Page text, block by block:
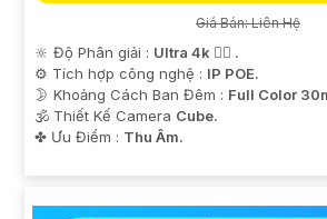
Giá Bán: Liên Hệ
🔆 Độ Phân giải : Ultra 4k 👍🏾 .
⚙ Tích hợp công nghệ : IP POE.
🌛 Khoảng Cách Ban Đêm : Full Color
🕉️ Thiết Kế Camera Cube.
️✤ Ưu Điểm : Thu Âm.